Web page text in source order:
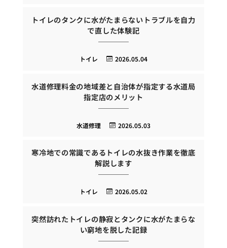
トイレのタンクに水がたまらないトラブルを自力
で直した体験記
2026.05.04
トイレ
水道修理料金の地域差と自治体が指定する水道局
指定店のメリット
2026.05.03
水道修理
寒冷地での常識であるトイレの水抜き作業を徹底
解説します
2026.05.02
トイレ
突然訪れたトイレの静寂とタンクに水がたまらな
い窮地を脱した記録